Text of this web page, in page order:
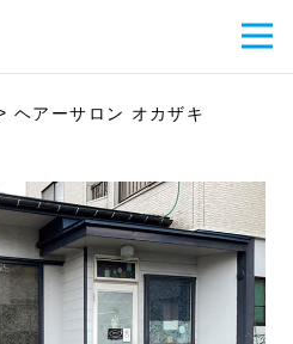
ヘアーサロン オカザキ